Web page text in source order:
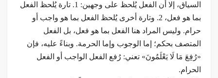
السياق، إلا أن الفعل يُلحظ على وجهين: 1. تارة يُلحظ الفعل
بما هو فعل، 2. وتارة أخرى يُلحظ الفعل بما هو واجب أو
حرام. وليس المراد هنا الفعل بما هو فعل، بل الفعل
المتصف بحكم؛ إما الوجوب وإما الحرمة. وبناءً عليه، فإن
«رُفِعَ مَا لَا يَعْلَمُونَ» تعني: رُفع الفعل الواجب أو الفعل
الحرام.